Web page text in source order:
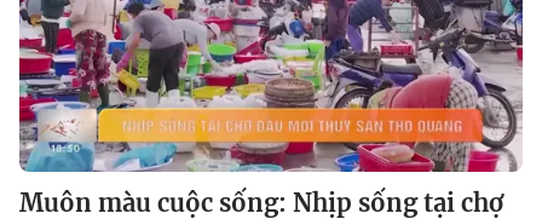
Muôn màu cuộc sống: Nhịp sống tại chợ